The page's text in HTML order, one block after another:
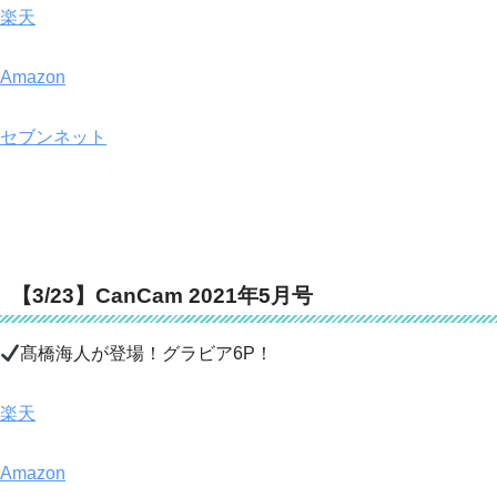
楽天
Amazon
セブンネット
【3/23】CanCam 2021年5月号
髙橋海人が登場！グラビア6P！
楽天
Amazon